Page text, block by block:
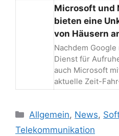
Microsoft und
bieten eine
von Häusern
Nachdem
Dienst für
auch Microsoft
aktuelle Zeit-
Kategorien
Allgemein, News,
Telekommunikation